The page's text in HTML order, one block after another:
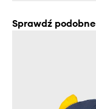
Sprawdź